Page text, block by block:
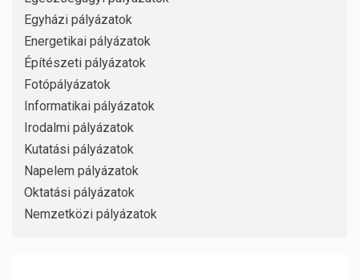
Egyházi pályázatok
Energetikai pályázatok
Építészeti pályázatok
Fotópályázatok
Informatikai pályázatok
Irodalmi pályázatok
Kutatási pályázatok
Napelem pályázatok
Oktatási pályázatok
Nemzetközi pályázatok